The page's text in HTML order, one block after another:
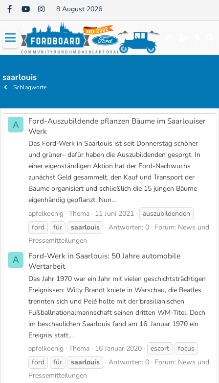
8 August 2026
saarlouis
Schlagworte
A
Ford-Auszubildende pflanzen Bäume im Saarlouiser
Werk
Das Ford-Werk in Saarlouis ist seit Donnerstag schöner
und grüner– dafür haben die Auszubildenden gesorgt. In
einer eigenständigen Aktion hat der Ford-Nachwuchs
zunächst Geld gesammelt, den Kauf und Transport der
Bäume organisiert und schließlich die 15 jungen Bäume
eigenhändig gepflanzt. Nun...
apfelkoenig
Thema 11 Juni 2021
auszubildenden
ford
für saarlouis Antworten: 0 Forum: News und
Pressemitteilungen
A
Ford-Werk in Saarlouis: 50 Jahre automobile
Wertarbeit
Das Jahr 1970 war ein Jahr mit vielen geschichtsträchtigen
Ereignissen: Willy Brandt kniete in Warschau, die Beatles
trennten sich und Pelé holte mit der brasilianischen
Fußballnationalmannschaft seinen dritten WM-Titel. Doch
im beschaulichen Saarlouis fand am 16. Januar 1970 ein
Ereignis statt...
apfelkoenig
Thema 16 Januar 2020 escort
focus
ford
für saarlouis Antworten: 0 Forum: News und
Pressemitteilungen